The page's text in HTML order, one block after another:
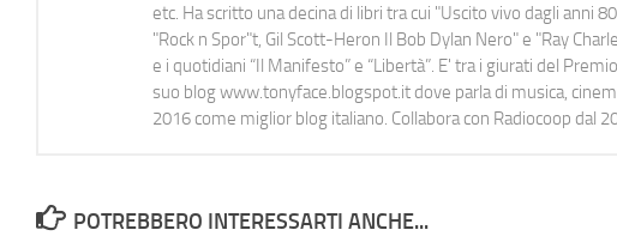
etc. Ha scritto una decina di libri tra cui "Uscito vivo dagli anni
"Rock n Spor"t, Gil Scott-Heron Il Bob Dylan Nero" e "Ray
e i quotidiani “Il Manifesto” e “Libertà”. E' tra i giurati del
suo blog www.tonyface.blogspot.it dove parla di musica,
2016 come miglior blog italiano. Collabora con Radiocoop dal
POTREBBERO INTERESSARTI ANCHE...